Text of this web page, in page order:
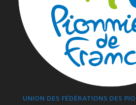
UNION DES FÉDÉRATIONS DES